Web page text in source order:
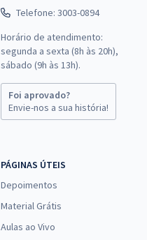
Telefone: 3003-0894
Horário de atendimento:
segunda a sexta (8h às 20h),
sábado (9h às 13h).
Foi aprovado?
Envie-nos a sua história!
PÁGINAS ÚTEIS
Depoimentos
Material Grátis
Aulas ao Vivo